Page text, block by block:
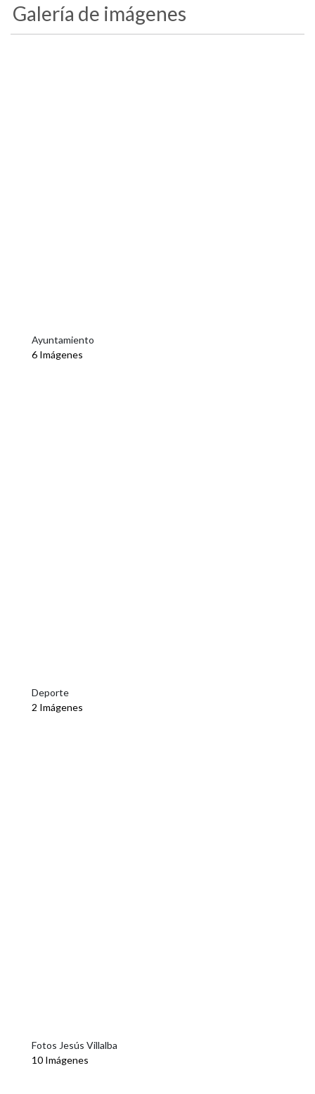
Galería de imágenes
Ayuntamiento
6 Imágenes
Deporte
2 Imágenes
Fotos Jesús Villalba
10 Imágenes